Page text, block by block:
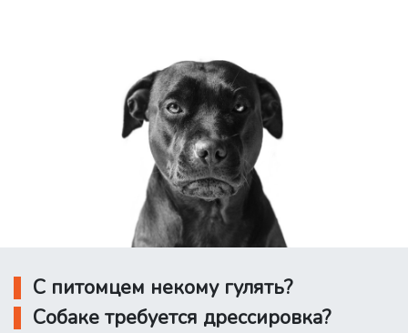
С питомцем некому гулять?
Собаке требуется дрессировка?